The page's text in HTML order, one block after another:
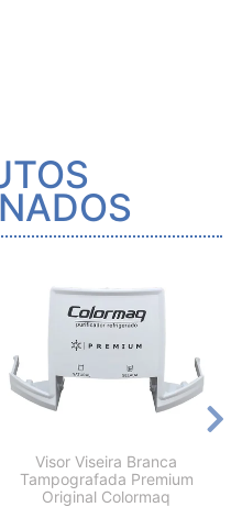
Visor Viseira Branca
Tampografada Premium
Original Colormaq